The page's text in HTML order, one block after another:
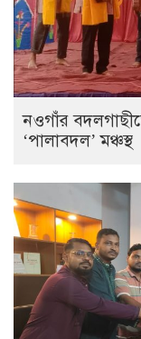
নওগাঁর
‘পালাবদল’ মঞ্চস্থ